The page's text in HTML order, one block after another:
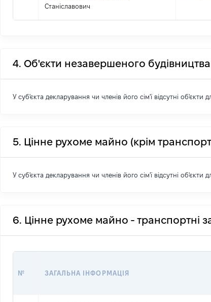
Станіславович
4. Об'єкти незавершеного будівництва
У суб'єкта декларування чи членів його сім'ї відсутні об'єкти
5. Цінне рухоме майно (крім
У суб'єкта декларування чи членів його сім'ї відсутні об'єкти
6. Цінне рухоме майно - транспортні
№ ЗАГАЛЬНА ІНФОРМАЦІЯ